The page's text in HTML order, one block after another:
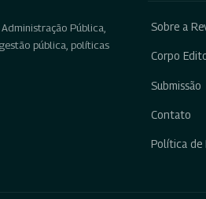
Pública,
pública, políticas
Sobre a
Corpo
Submissão
Contato
Política de